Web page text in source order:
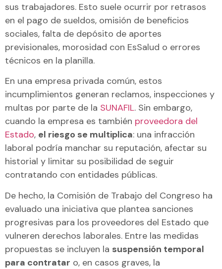
sus trabajadores. Esto suele ocurrir por retrasos
en el pago de sueldos, omisión de beneficios
sociales, falta de depósito de aportes
previsionales, morosidad con EsSalud o errores
técnicos en la planilla.
En una empresa privada común, estos
incumplimientos generan reclamos, inspecciones y
multas por parte de la SUNAFIL. Sin embargo,
cuando la empresa es también proveedora del
Estado, el riesgo se multiplica: una infracción
laboral podría manchar su reputación, afectar su
historial y limitar su posibilidad de seguir
contratando con entidades públicas.
De hecho, la Comisión de Trabajo del Congreso ha
evaluado una iniciativa que plantea sanciones
progresivas para los proveedores del Estado que
vulneren derechos laborales. Entre las medidas
propuestas se incluyen la suspensión temporal
para contratar o, en casos graves, la